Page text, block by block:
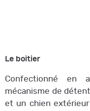
Le boitier
Confectionné en
mécanisme de
et un chien